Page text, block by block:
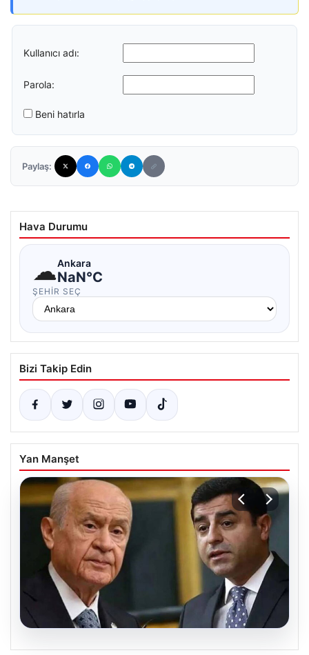
Kullanıcı adı:
Parola:
Beni hatırla
Paylaş:
Hava Durumu
☁Ankara
NaN°C
ŞEHIR SEÇ
Bizi Takip Edin
Yan Manşet
08.08.2026